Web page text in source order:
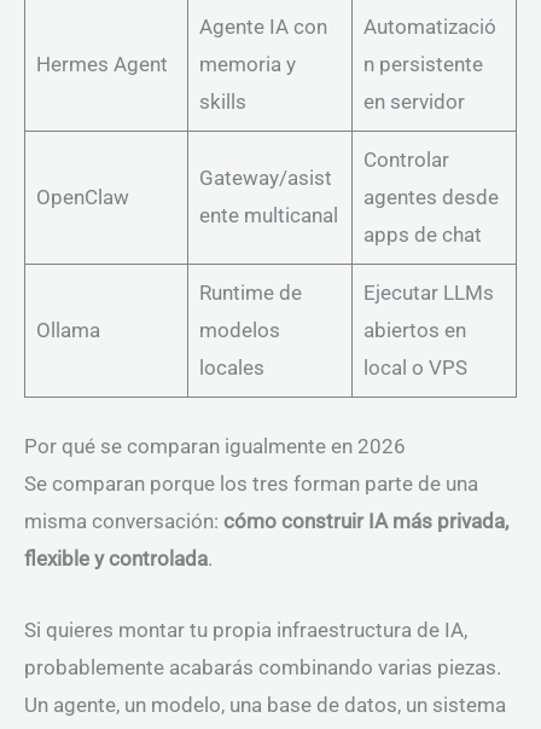
Hermes Agent
Agente IA con
memoria y
skills
Automatizació
n persistente
en servidor
OpenClaw
Gateway/asist
ente multicanal
Controlar
agentes desde
apps de chat
Ollama
Runtime de
modelos
locales
Ejecutar LLMs
abiertos en
local o VPS
Por qué se comparan igualmente en 2026
Se comparan porque los tres forman parte de una
misma conversación: cómo construir IA más privada,
flexible y controlada.
Si quieres montar tu propia infraestructura de IA,
probablemente acabarás combinando varias piezas.
Un agente, un modelo, una base de datos, un sistema